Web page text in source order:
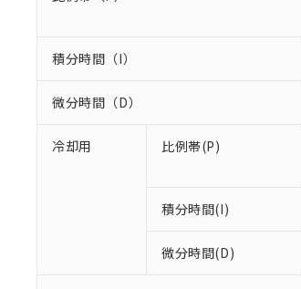
積分時間（I）
微分時間（D）
冷却用 比例帯(P)
積分時間(I)
微分時間(D)